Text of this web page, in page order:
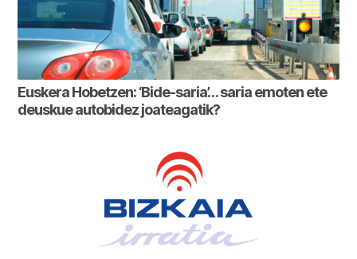
Euskera Hobetzen: ‘Bide-saria’… saria emoten ete
deuskue autobidez joateagatik?